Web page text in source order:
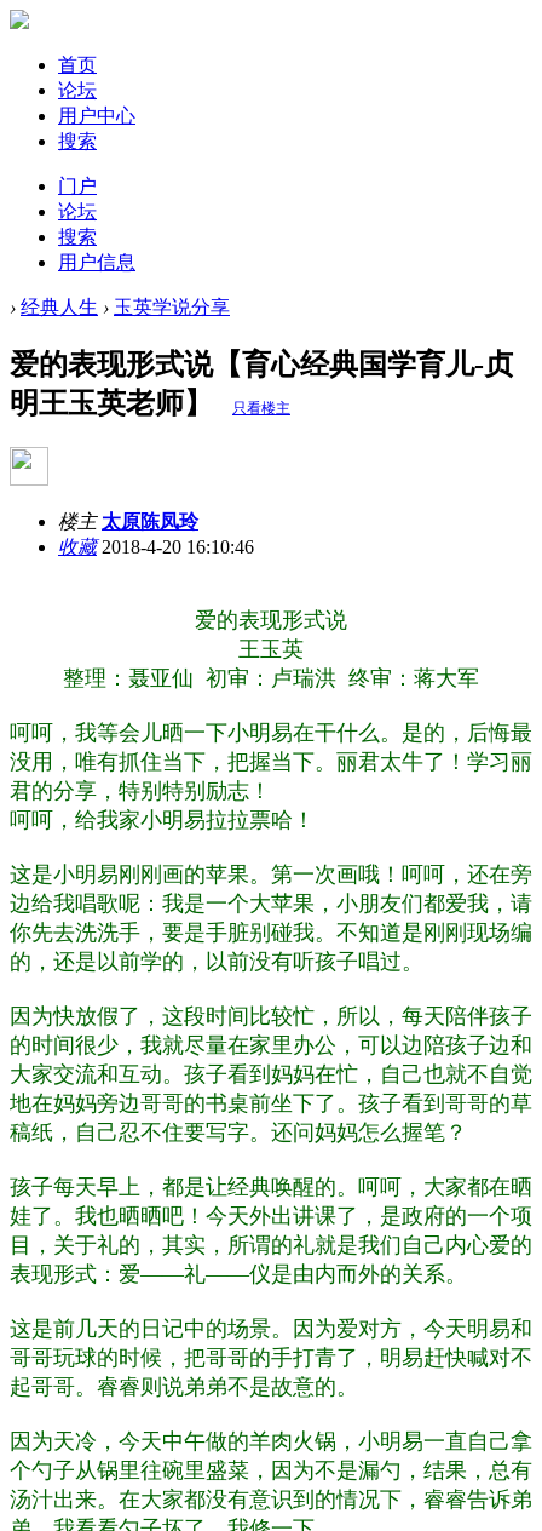
首页
论坛
用户中心
搜索
门户
论坛
搜索
用户信息
› 经典人生 › 玉英学说分享
爱的表现形式说【育心经典国学育儿-贞
明王玉英老师】
只看楼主
楼主 太原陈凤玲
收藏2018-4-20 16:10:46
爱的表现形式说
王玉英
整理：聂亚仙 初审：卢瑞洪 终审：蒋大军
呵呵，我等会儿晒一下小明易在干什么。是的，后悔最
没用，唯有抓住当下，把握当下。丽君太牛了！学习丽
君的分享，特别特别励志！
呵呵，给我家小明易拉拉票哈！
这是小明易刚刚画的苹果。第一次画哦！呵呵，还在旁
边给我唱歌呢：我是一个大苹果，小朋友们都爱我，请
你先去洗洗手，要是手脏别碰我。不知道是刚刚现场编
的，还是以前学的，以前没有听孩子唱过。
因为快放假了，这段时间比较忙，所以，每天陪伴孩子
的时间很少，我就尽量在家里办公，可以边陪孩子边和
大家交流和互动。孩子看到妈妈在忙，自己也就不自觉
地在妈妈旁边哥哥的书桌前坐下了。孩子看到哥哥的草
稿纸，自己忍不住要写字。还问妈妈怎么握笔？
孩子每天早上，都是让经典唤醒的。呵呵，大家都在晒
娃了。我也晒晒吧！今天外出讲课了，是政府的一个项
目，关于礼的，其实，所谓的礼就是我们自己内心爱的
表现形式：爱——礼——仪是由内而外的关系。
这是前几天的日记中的场景。因为爱对方，今天明易和
哥哥玩球的时候，把哥哥的手打青了，明易赶快喊对不
起哥哥。睿睿则说弟弟不是故意的。
因为天冷，今天中午做的羊肉火锅，小明易一直自己拿
个勺子从锅里往碗里盛菜，因为不是漏勺，结果，总有
汤汁出来。在大家都没有意识到的情况下，睿睿告诉弟